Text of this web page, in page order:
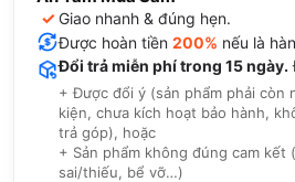
✓ Giao nhanh & đúng hẹn.
Được hoàn tiền 200% nếu là
Đổi trả miễn phí trong 15 ngày.
+ Được đổi ý (sản phẩm phải còn
kiện, chưa kích hoạt bảo hành,
trả góp), hoặc
+ Sản phẩm không đúng cam kết
sai/thiếu, bể vỡ…)